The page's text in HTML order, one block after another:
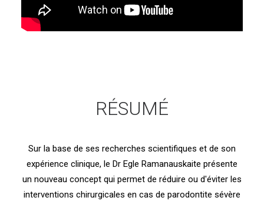
RÉSUMÉ
Sur la base de ses recherches scientifiques et de son
expérience clinique, le Dr Egle Ramanauskaite présente
un nouveau concept qui permet de réduire ou d'éviter les
interventions chirurgicales en cas de parodontite sévère